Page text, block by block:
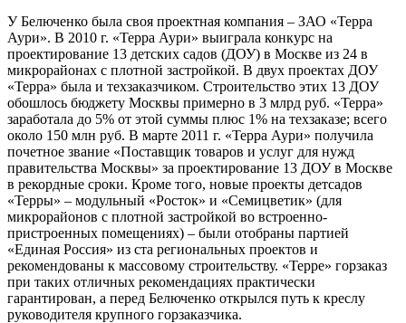
У Белюченко была своя проектная компания – ЗАО «Терра
Аури». В 2010 г. «Терра Аури» выиграла конкурс на
проектирование 13 детских садов (ДОУ) в Москве из 24 в
микрорайонах с плотной застройкой. В двух проектах ДОУ
«Терра» была и техзаказчиком. Строительство этих 13 ДОУ
обошлось бюджету Москвы примерно в 3 млрд руб. «Терра»
заработала до 5% от этой суммы плюс 1% на техзаказе; всего
около 150 млн руб. В марте 2011 г. «Терра Аури» получила
почетное звание «Поставщик товаров и услуг для нужд
правительства Москвы» за проектирование 13 ДОУ в Москве
в рекордные сроки. Кроме того, новые проекты детсадов
«Терры» – модульный «Росток» и «Семицветик» (для
микрорайонов с плотной застройкой во встроенно-
пристроенных помещениях) – были отобраны партией
«Единая Россия» из ста региональных проектов и
рекомендованы к массовому строительству. «Терре» горзаказ
при таких отличных рекомендациях практически
гарантирован, а перед Белюченко открылся путь к креслу
руководителя крупного горзаказчика.